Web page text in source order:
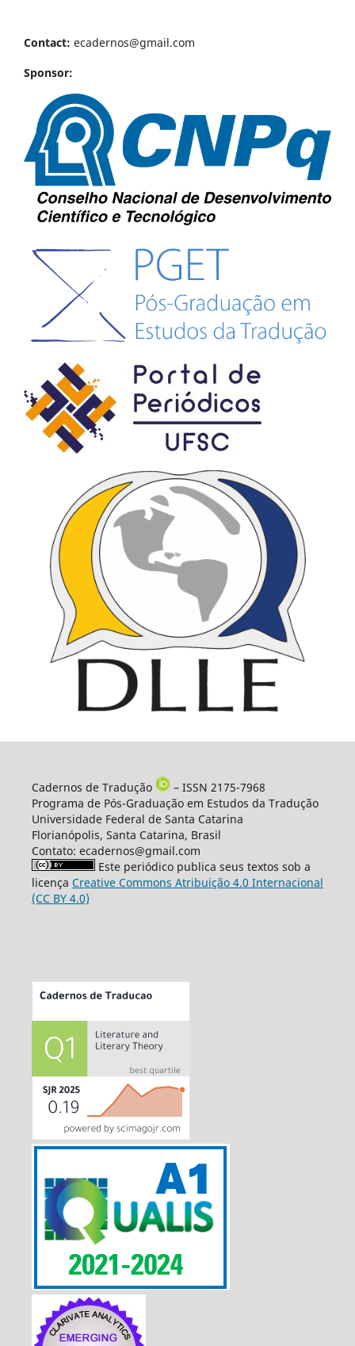
Contact: ecadernos@gmail.com
Sponsor:
Cadernos de Tradução
– ISSN 2175-7968
Programa de Pós-Graduação em Estudos da Tradução
Universidade Federal de Santa Catarina
Florianópolis, Santa Catarina, Brasil
Contato: ecadernos@gmail.com
Este periódico publica seus textos sob a
licença Creative Commons Atribuição 4.0 Internacional
(CC BY 4.0)